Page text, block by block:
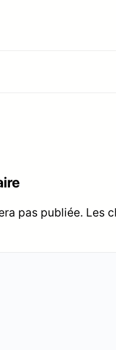
pas publiée. Les